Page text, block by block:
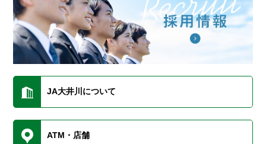
JA大井川について
ATM・店舗